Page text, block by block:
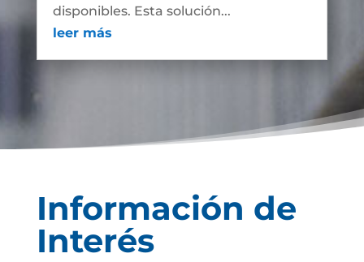
disponibles. Esta solución...
leer más
Información de
Interés